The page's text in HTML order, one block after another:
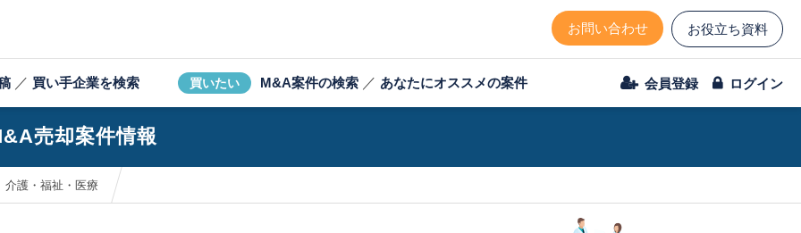
お問い合わせ お役立ち資料
／ 買い手企業を検索 買いたい M&A案件の検索 ／ あなたにオススメの案件 会員登録 ログイン
売却案件情報
介護・福祉・医療